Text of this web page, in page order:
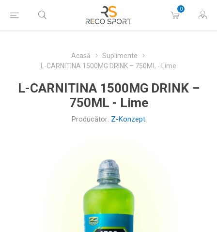
0
Acasă
Suplimente
L-CARNITINA 1500MG DRINK – 750ML - Lime
L-CARNITINA 1500MG DRINK –
750ML - Lime
Producător: Z-Konzept